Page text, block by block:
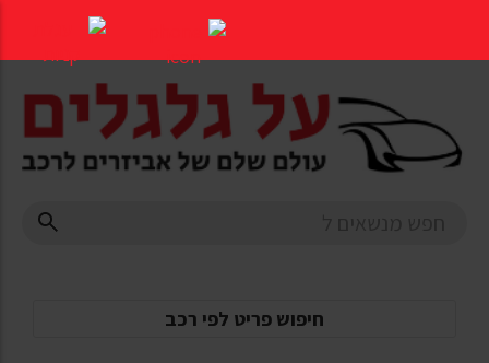
העמוד
חיפוש פריט לפי רכב